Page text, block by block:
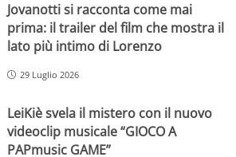
Jovanotti si racconta come mai
prima: il trailer del film che mostra il
lato più intimo di Lorenzo
29 Luglio 2026
LeiKiè svela il mistero con il nuovo
videoclip musicale “GIOCO A
PAPmusic GAME”